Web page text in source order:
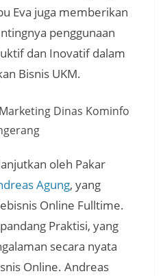
Eva juga memberikan
penggunaan
dan Inovatif dalam
Bisnis UKM.
oleh Pakar
Agung, yang
Online Fulltime.
Praktisi, yang
secara nyata
Online. Andreas